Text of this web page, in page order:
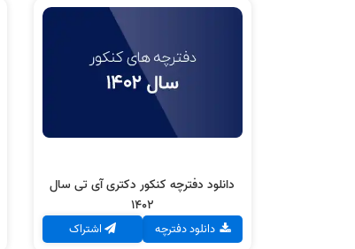
دانلود دفترچه کنکور دکتری آی
تی
سال 1402
دانلود دفترچه
دانلود دفترچه کنکور دکتری آی تی سال
1402
دانلود دفترچه اشتراک